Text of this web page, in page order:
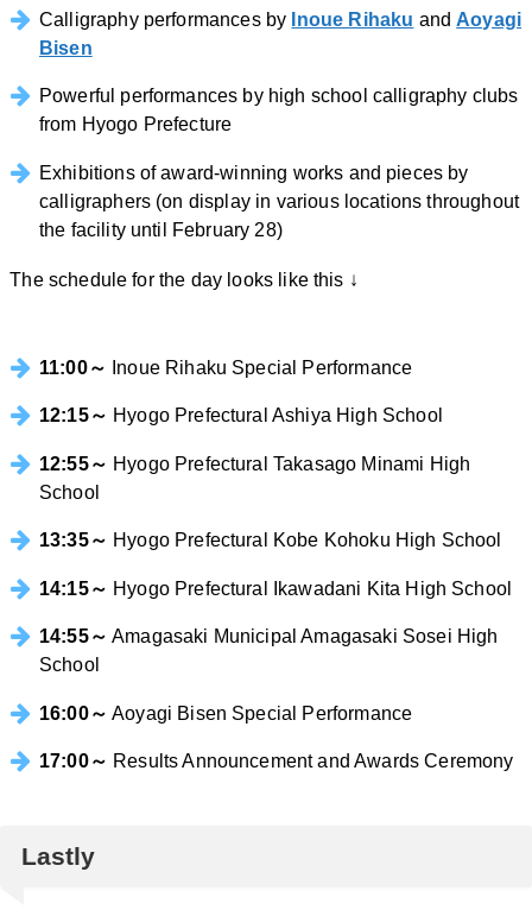
Calligraphy performances by Inoue Rihaku and Aoyagi
Bisen
Powerful performances by high school calligraphy clubs
from Hyogo Prefecture
Exhibitions of award-winning works and pieces by
calligraphers (on display in various locations throughout
the facility until February 28)
The schedule for the day looks like this ↓
11:00～ Inoue Rihaku Special Performance
12:15～ Hyogo Prefectural Ashiya High School
12:55～ Hyogo Prefectural Takasago Minami High
School
13:35～ Hyogo Prefectural Kobe Kohoku High School
14:15～ Hyogo Prefectural Ikawadani Kita High School
14:55～ Amagasaki Municipal Amagasaki Sosei High
School
16:00～ Aoyagi Bisen Special Performance
17:00～ Results Announcement and Awards Ceremony
Lastly